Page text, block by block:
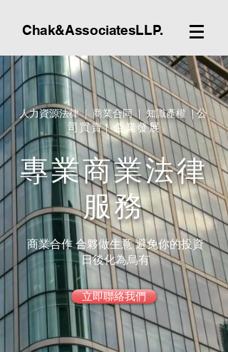
Chak&AssociatesLLP.
人力資源法律 | 商業合同 | 知識產權 |公
司買賣|企業發展
專業商業法律
服務
商業合作 合夥做生意 避免你的投資
日後化為烏有
立即聯絡我們